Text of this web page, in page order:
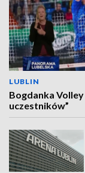
LUBLIN
Bogdanka
uczestników”